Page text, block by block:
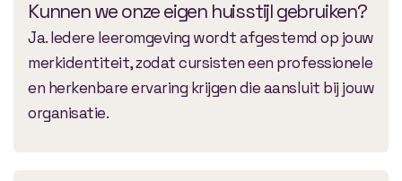
Kunnen we onze eigen huisstijl gebruiken?
Ja. Iedere leeromgeving wordt afgestemd op jouw
merkidentiteit, zodat cursisten een professionele
en herkenbare ervaring krijgen die aansluit bij jouw
organisatie.